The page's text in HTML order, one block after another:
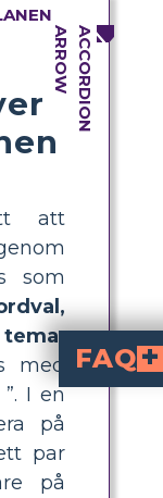
att
som
tema.
med
”. I en
på
par
på
FAQ